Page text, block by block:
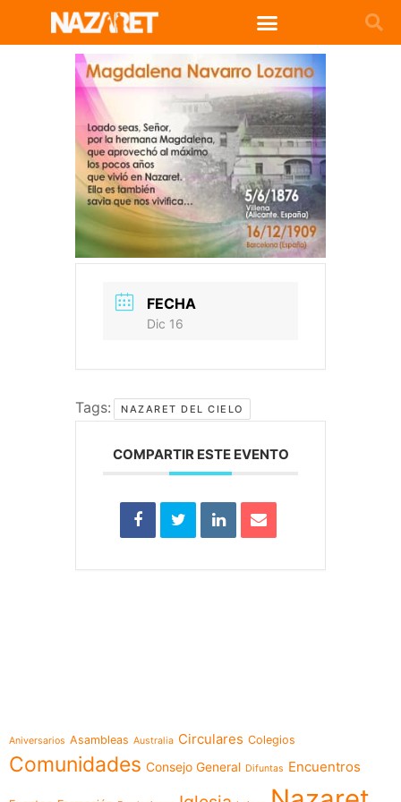
FECHA
Dic 16
Tags: NAZARET DEL CIELO
COMPARTIR ESTE EVENTO
Aniversarios Asambleas Australia Circulares Colegios
Comunidades Consejo General Difuntas Encuentros